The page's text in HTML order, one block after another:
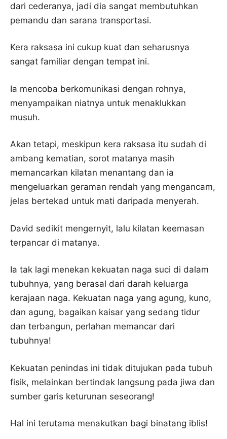
dari cederanya, jadi dia sangat membutuhkan
pemandu dan sarana transportasi.
Kera raksasa ini cukup kuat dan seharusnya
sangat familiar dengan tempat ini.
Ia mencoba berkomunikasi dengan rohnya,
menyampaikan niatnya untuk menaklukkan
musuh.
Akan tetapi, meskipun kera raksasa itu sudah di
ambang kematian, sorot matanya masih
memancarkan kilatan menantang dan ia
mengeluarkan geraman rendah yang mengancam,
jelas bertekad untuk mati daripada menyerah.
David sedikit mengernyit, lalu kilatan keemasan
terpancar di matanya.
Ia tak lagi menekan kekuatan naga suci di dalam
tubuhnya, yang berasal dari darah keluarga
kerajaan naga. Kekuatan naga yang agung, kuno,
dan agung, bagaikan kaisar yang sedang tidur
dan terbangun, perlahan memancar dari
tubuhnya!
Kekuatan penindas ini tidak ditujukan pada tubuh
fisik, melainkan bertindak langsung pada jiwa dan
sumber garis keturunan seseorang!
Hal ini terutama menakutkan bagi binatang iblis!